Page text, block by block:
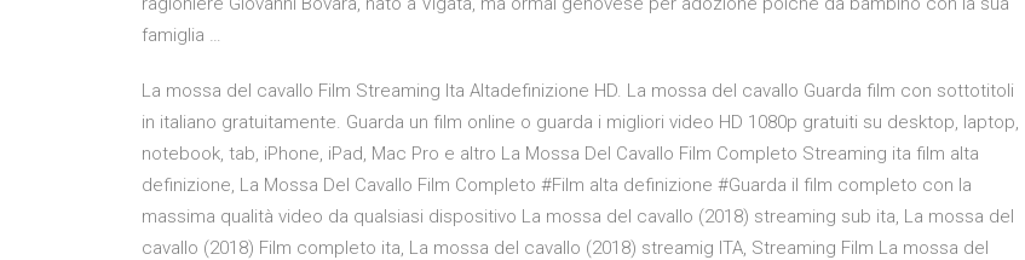
famiglia …
La mossa del cavallo Film Streaming Ita Altadefinizione HD. La mossa del cavallo Guarda film con sottotitoli
in italiano gratuitamente. Guarda un film online o guarda i migliori video HD 1080p gratuiti su desktop, laptop,
notebook, tab, iPhone, iPad, Mac Pro e altro La Mossa Del Cavallo Film Completo Streaming ita film alta
definizione, La Mossa Del Cavallo Film Completo #Film alta definizione #Guarda il film completo con la
massima qualità video da qualsiasi dispositivo La mossa del cavallo (2018) streaming sub ita, La mossa del
cavallo (2018) Film completo ita, La mossa del cavallo (2018) streamig ITA, Streaming Film La mossa del